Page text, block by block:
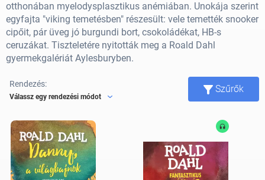
otthonában myelodysplasztikus anémiában. Unokája szerint
egyfajta "viking temetésben" részesült: vele temették snooker
cipőit, pár üveg jó burgundi bort, csokoládékat, HB-s
ceruzákat. Tiszteletére nyitották meg a Roald Dahl
gyermekgalériát Aylesburyben.
Rendezés:
Válassz egy rendezési módot
Szűrők